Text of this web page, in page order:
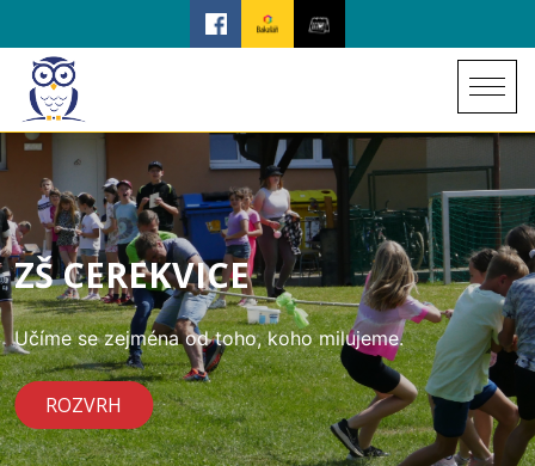
ZŠ CEREKVICE
Učíme se zejména od toho, koho milujeme.
ROZVRH